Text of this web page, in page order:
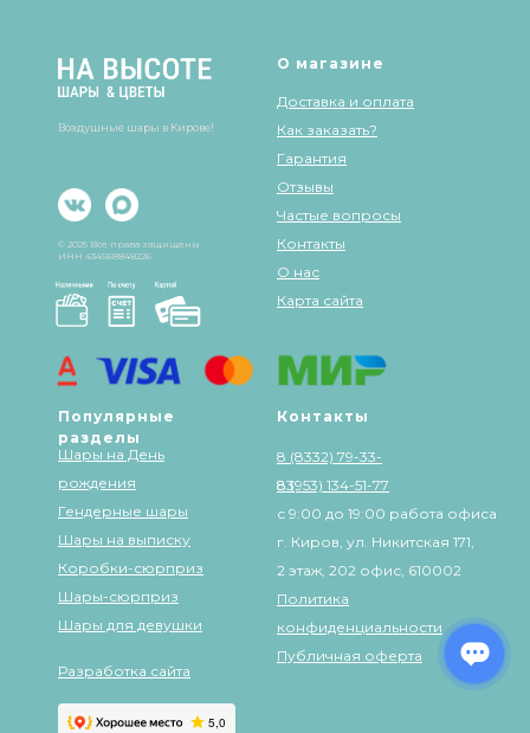
О магазине
Доставка и оплата
Популярные
разделы
Шары на День
рождения
Контакты
© 2025 Все права защищены
Как заказать?
Гарантия
Отзывы
Частые вопросы
Контакты
О нас
Гендерные шары
Шары на выписку
Коробки-сюрприз
Шары-сюрприз
Шары для девушки
8 (8332) 79-33-
83
8 (953) 134-51-77
с 9:00 до 19:00 работа офиса
г. Киров, ул. Никитская 171,
2 этаж, 202 офис, 610002
ИНН 434568848226
Политика
конфиденциальности
Публичная оферта
Карта сайта
Воздушные шары в Кирове!
Разработка сайта